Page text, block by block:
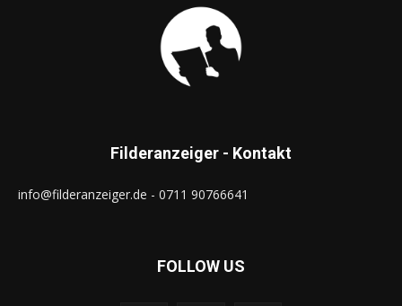
Filderanzeiger - Kontakt
info@filderanzeiger.de - 0711 90766641
FOLLOW US